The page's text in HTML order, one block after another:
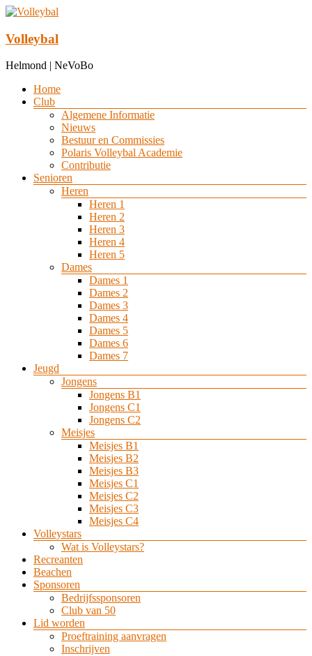
Ga
de
inhoud
Volleybal
Helmond | NeVoBo
Menu
Home
Club
Algemene Informatie
Nieuws
Bestuur en Commissies
Polaris Volleybal Academie
Contributie
Senioren
Heren
Heren 1
Heren 2
Heren 3
Heren 4
Heren 5
Dames
Dames 1
Dames 2
Dames 3
Dames 4
Dames 5
Dames 6
Dames 7
Jeugd
Jongens
Jongens B1
Jongens C1
Jongens C2
Meisjes
Meisjes B1
Meisjes B2
Meisjes B3
Meisjes C1
Meisjes C2
Meisjes C3
Meisjes C4
Volleystars
Wat is Volleystars?
Recreanten
Beachen
Sponsoren
Bedrijfssponsoren
Club van 50
Lid worden
Proeftraining aanvragen
Inschrijven